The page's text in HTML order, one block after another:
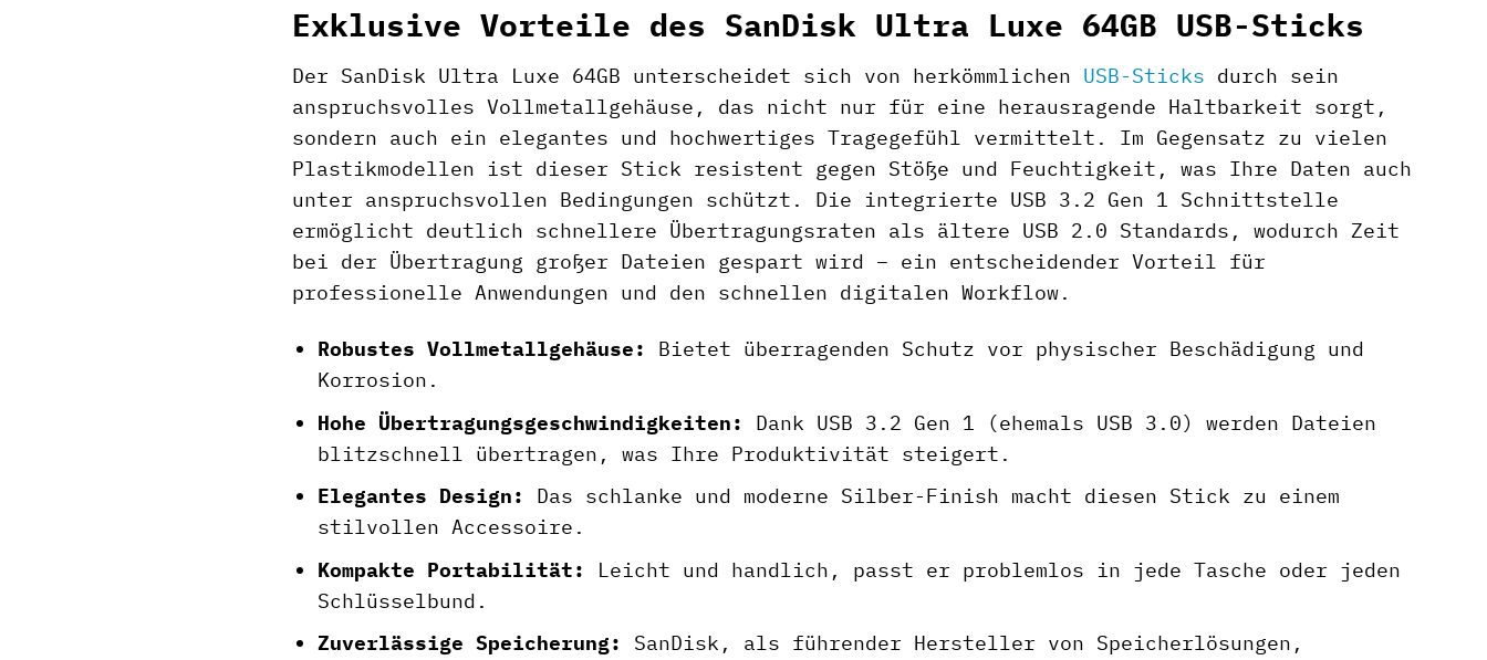
Exklusive Vorteile des SanDisk Ultra Luxe 64GB USB-Sticks
Der SanDisk Ultra Luxe 64GB unterscheidet sich von herkömmlichen USB-Sticks durch sein
anspruchsvolles Vollmetallgehäuse, das nicht nur für eine herausragende Haltbarkeit sorgt,
sondern auch ein elegantes und hochwertiges Tragegefühl vermittelt. Im Gegensatz zu vielen
Plastikmodellen ist dieser Stick resistent gegen Stöße und Feuchtigkeit, was Ihre Daten auch
unter anspruchsvollen Bedingungen schützt. Die integrierte USB 3.2 Gen 1 Schnittstelle
ermöglicht deutlich schnellere Übertragungsraten als ältere USB 2.0 Standards, wodurch Zeit
bei der Übertragung großer Dateien gespart wird – ein entscheidender Vorteil für
professionelle Anwendungen und den schnellen digitalen Workflow.
Robustes Vollmetallgehäuse:
Bietet überragenden Schutz vor physischer Beschädigung und
Korrosion.
Hohe Übertragungsgeschwindigkeiten:
Dank USB 3.2 Gen 1 (ehemals USB 3.0) werden Dateien
blitzschnell übertragen, was Ihre Produktivität steigert.
Elegantes Design:
Das schlanke und moderne Silber-Finish macht diesen Stick zu einem
stilvollen Accessoire.
Kompakte Portabilität:
Leicht und handlich, passt er problemlos in jede Tasche oder jeden
Schlüsselbund.
Zuverlässige Speicherung:
SanDisk, als führender Hersteller von Speicherlösungen,